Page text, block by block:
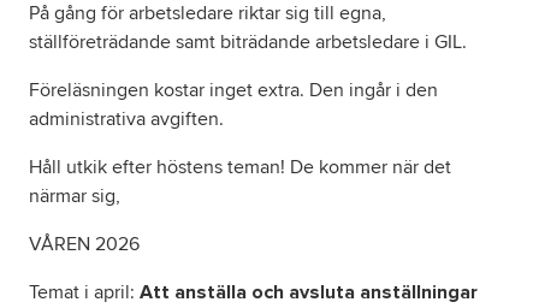
På gång för arbetsledare riktar sig till egna,
ställföreträdande samt biträdande arbetsledare i GIL.
Föreläsningen kostar inget extra. Den ingår i den
administrativa avgiften.
Håll utkik efter höstens teman! De kommer när det
närmar sig,
VÅREN 2026
Temat i april: Att anställa och avsluta anställningar